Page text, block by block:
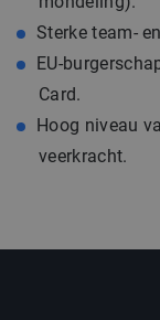
Sterke team-
EU-
Card.
Hoog niveau
veerkracht.